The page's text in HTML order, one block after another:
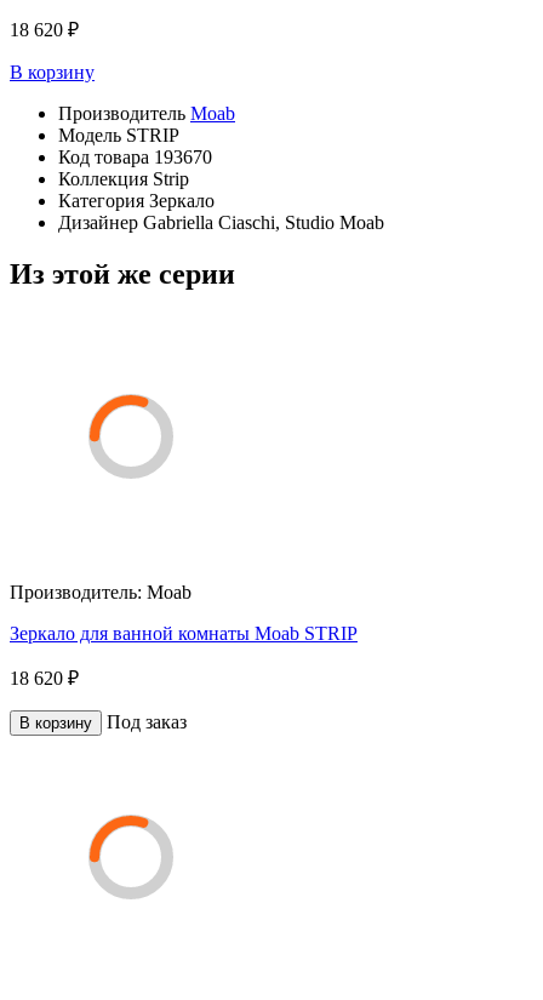
18 620 ₽
В корзину
Производитель Moab
Модель STRIP
Код товара 193670
Коллекция Strip
Категория Зеркало
Дизайнер Gabriella Ciaschi, Studio Moab
Из этой же серии
Производитель: Moab
Зеркало для ванной комнаты Moab STRIP
18 620 ₽
В корзину Под заказ